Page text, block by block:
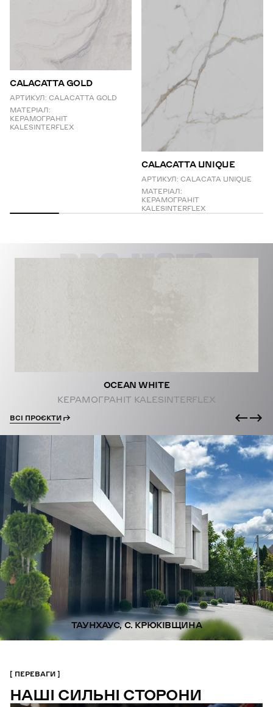
CALACATTA GOLD
АРТИКУЛ: CALACATTA GOLD
МАТЕРІАЛ:
КЕРАМОГРАНІТ
KALESINTERFLEX
СALACATTA UNIQUE
АРТИКУЛ: CALACATA UNIQUE
МАТЕРІАЛ:
КЕРАМОГРАНІТ
KALESINTERFLEX
PROJECTS
OCEAN WHITE
КЕРАМОГРАНІТ KALESINTERFLEX
ВСІ ПРОЄКТИ
ТАУНХАУС, С. КРЮКІВЩИНА
ПЕРЕВАГИ
НАШІ СИЛЬНІ СТОРОНИ